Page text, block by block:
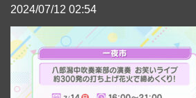
2024/07/12 02:54